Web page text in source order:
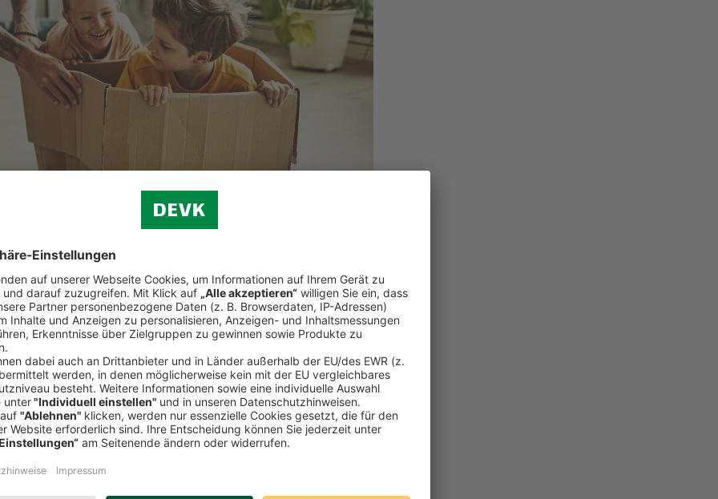
Folgen wasser- oder auch brandbedingter Schäden.